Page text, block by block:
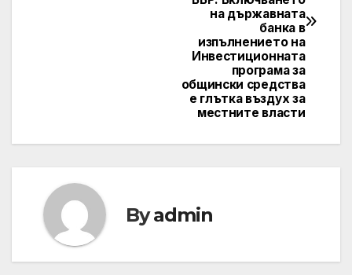
на държавната
банка в
изпълнението на
Инвестиционната
програма за
общински средства
е глътка въздух за
местните власти
Byadmin